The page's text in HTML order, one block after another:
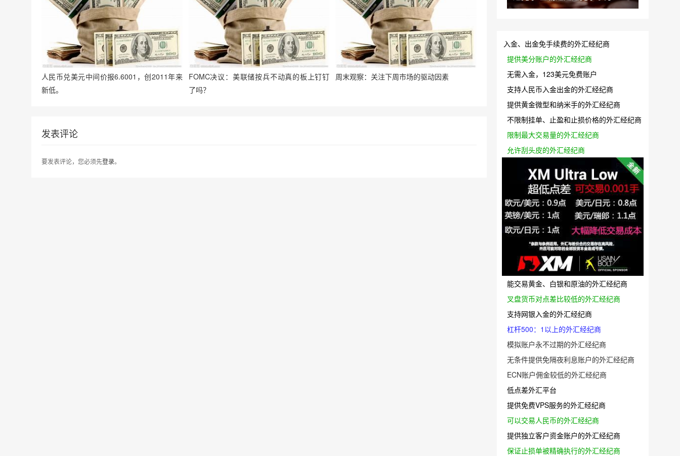
人民币兑美元中间价报6.6001，创2011年来
新低。
FOMC决议：美联储按兵不动真的板上钉钉
了吗？
周末观察：关注下周市场的驱动因素
发表评论
要发表评论，您必须先登录。
入金、出金免手续费的外汇经纪商
提供美分账户的外汇经纪商
无需入金，123美元免费账户
支持人民币入金出金的外汇经纪商
提供黄金微型和纳米手的外汇经纪商
不限制挂单、止盈和止损价格的外汇经纪商
限制最大交易量的外汇经纪商
允许刮头皮的外汇经纪商
能交易黄金、白银和原油的外汇经纪商
叉盘货币对点差比较低的外汇经纪商
支持网银入金的外汇经纪商
杠杆500：1以上的外汇经纪商
模拟账户永不过期的外汇经纪商
无条件提供免隔夜利息账户的外汇经纪商
ECN账户佣金较低的外汇经纪商
低点差外汇平台
提供免费VPS服务的外汇经纪商
可以交易人民币的外汇经纪商
提供独立客户资金账户的外汇经纪商
保证止损单被精确执行的外汇经纪商